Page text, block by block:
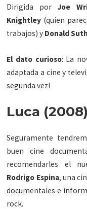
Dirigida porJoe
Knightley (quien
trabajos) y Donald
El dato curioso: La
adaptada a cine y
segunda vez!
Luca (2008)
Seguramente
buen cine
recomendarles el
Rodrigo Espina, una
documentales e
rock.